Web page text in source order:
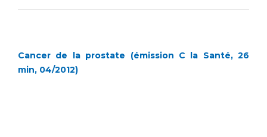
Cancer de la prostate (émission C la Santé, 26
min, 04/2012)